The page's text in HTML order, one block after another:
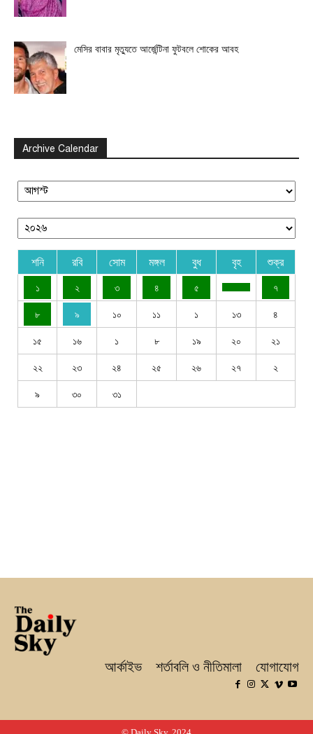
মেসির বাবার মৃত্যুতে আর্জেন্টিনা ফুটবলে শোকের আবহ
Archive Calendar
শনি রবি সোম মঙ্গল বুধ বৃহ শুক্র
১ ২ ৩ ৪ ৫
৭
৮
৯ ১০ ১১ ১ ১৩
৪
১৫
১৬ ১ ৮ ১৯ ২০
২১
২২
২৩ ২৪ ২৫ ২৬ ২৭
২
৯
৩০ ৩১
আর্কাইভ শর্তাবলি ও নীতিমালা যোগাযোগ